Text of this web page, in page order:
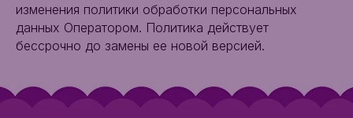
изменения политики обработки персональных
данных Оператором. Политика действует
бессрочно до замены ее новой версией.